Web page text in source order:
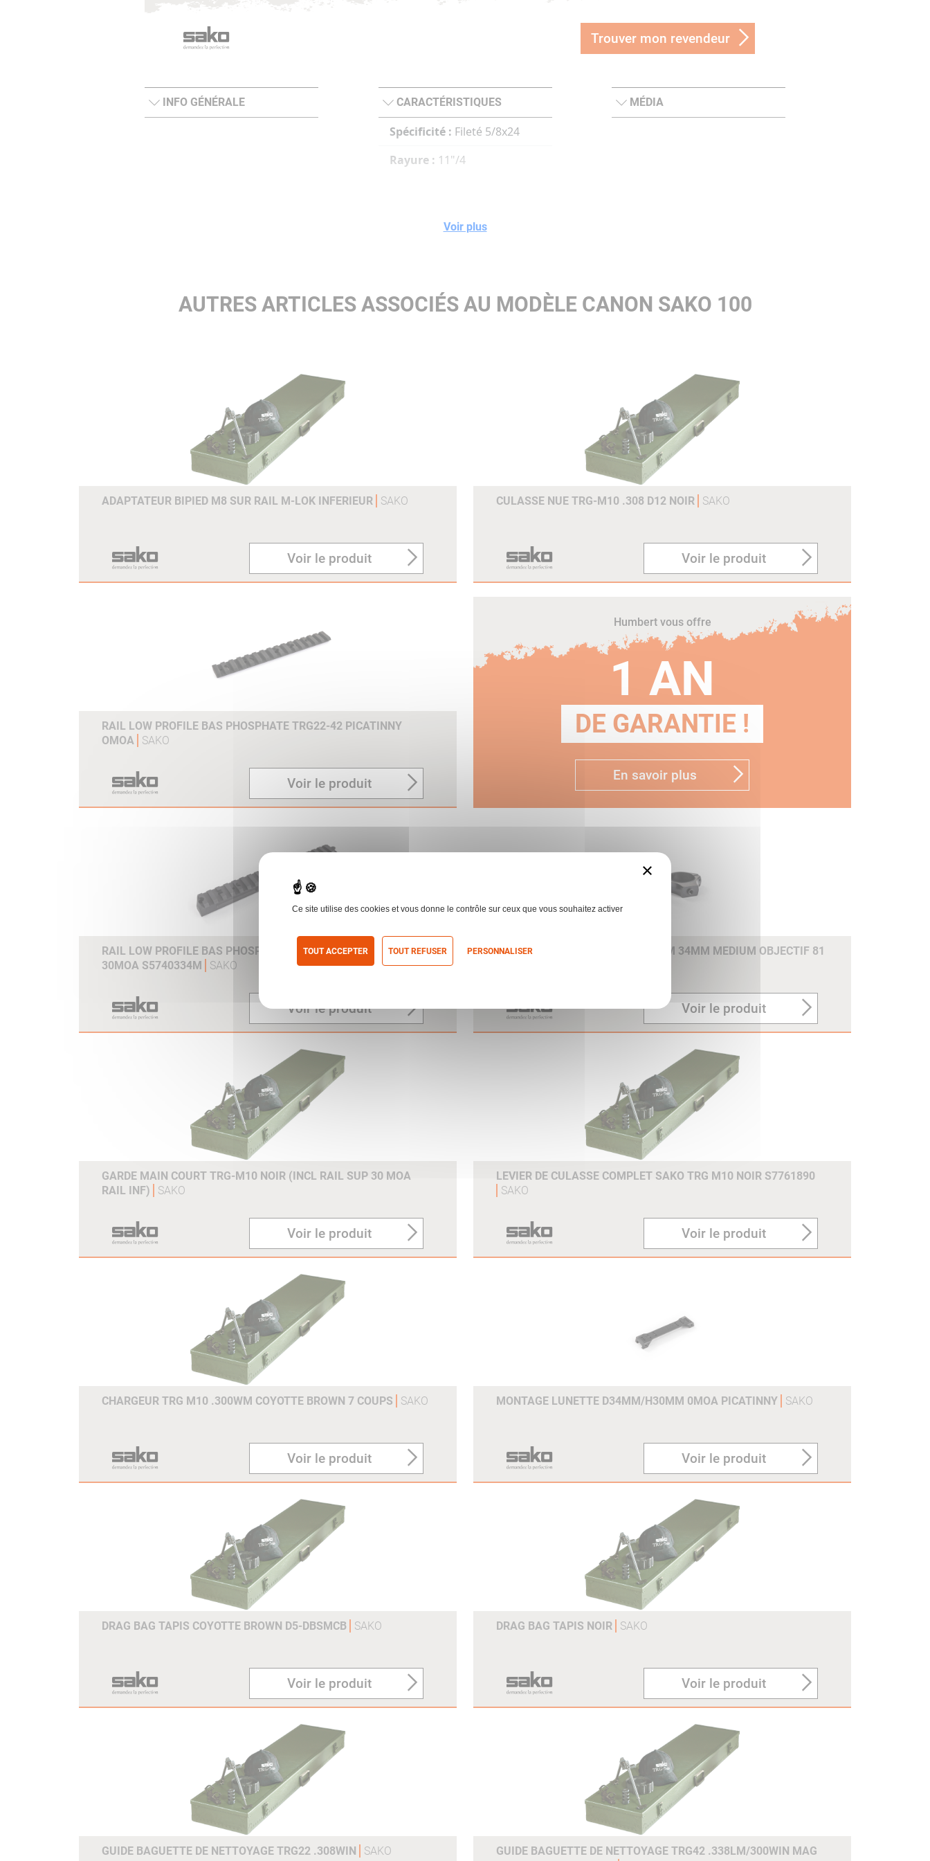
Trouver mon revendeur
INFO GÉNÉRALE CARACTÉRISTIQUES
Spécificité : Fileté 5/8x24
Rayure : 11"/4
MÉDIA
Voir plus
AUTRES ARTICLES ASSOCIÉS AU MODÈLE CANON SAKO 100
ADAPTATEUR BIPIED M8 SUR RAIL M-LOK INFERIEUR SAKO
Voir le produit
CULASSE NUE TRG-M10 .308 D12 NOIR SAKO
Voir le produit
RAIL LOW PROFILE BAS PHOSPHATE TRG22-42 PICATINNY
OMOA
SAKO
Voir le produit
Humbert vous offre
1 AN
DE GARANTIE !
En savoir plus
RAIL LOW PROFILE BAS PHOSPHATE TRG22-42 PICATINNY
30MOA S5740334M
SAKO
Voir le produit
JEU DE COLLIER PHOSPHATE DIAM 34MM MEDIUM OBJECTIF 81
Voir le produit
GARDE MAIN COURT TRG-M10 NOIR (INCL RAIL SUP 30 MOA
RAIL INF)
SAKO
Voir le produit
LEVIER DE CULASSE COMPLET SAKO TRG M10 NOIR S7761890
SAKO
Voir le produit
CHARGEUR TRG M10 .300WM COYOTTE BROWN 7 COUPS SAKO
Voir le produit
MONTAGE LUNETTE D34MM/H30MM 0MOA PICATINNY SAKO
Voir le produit
DRAG BAG TAPIS COYOTTE BROWN D5-DBSMCB SAKO
Voir le produit
DRAG BAG TAPIS NOIR SAKO
Voir le produit
GUIDE BAGUETTE DE NETTOYAGE TRG22 .308WIN SAKO
GUIDE BAGUETTE DE NETTOYAGE TRG42 .338LM/300WIN MAG
×
Ce site utilise des cookies et vous donne le contrôle sur ceux que vous souhaitez activer
TOUT ACCEPTER TOUT REFUSER PERSONNALISER